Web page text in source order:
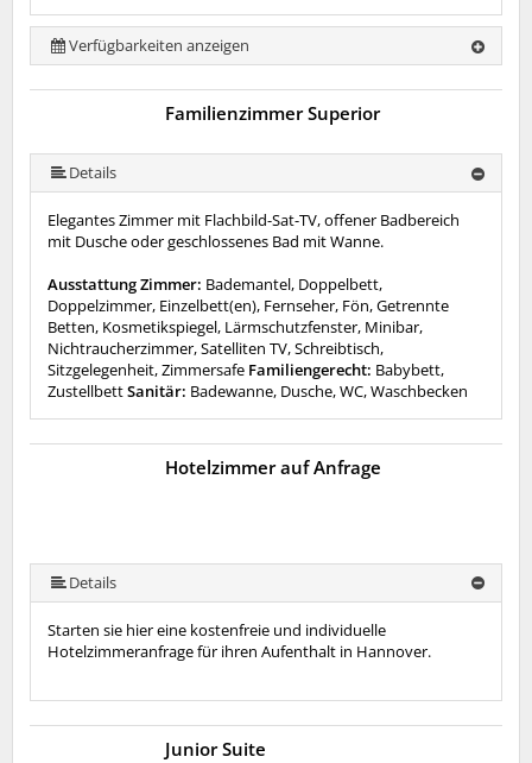
Verfügbarkeiten anzeigen
Familienzimmer Superior
Details
Elegantes Zimmer mit Flachbild-Sat-TV, offener Badbereich
mit Dusche oder geschlossenes Bad mit Wanne.
Ausstattung Zimmer: Bademantel, Doppelbett,
Doppelzimmer, Einzelbett(en), Fernseher, Fön, Getrennte
Betten, Kosmetikspiegel, Lärmschutzfenster, Minibar,
Nichtraucherzimmer, Satelliten TV, Schreibtisch,
Sitzgelegenheit, Zimmersafe Familiengerecht: Babybett,
ZustellbettSanitär: Badewanne, Dusche, WC, Waschbecken
Hotelzimmer auf Anfrage
Details
Starten sie hier eine kostenfreie und individuelle
Hotelzimmeranfrage für ihren Aufenthalt in Hannover.
Junior Suite